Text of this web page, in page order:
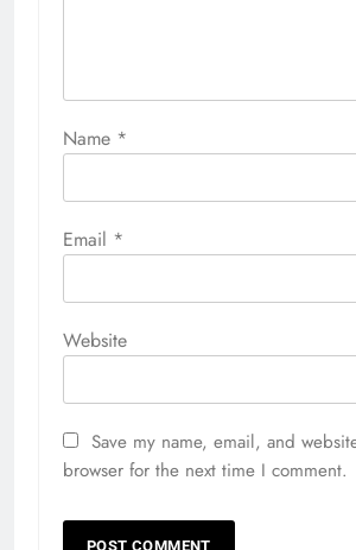
Name *
Email *
Website
Save my name, email, and
browser for the next time I comment.